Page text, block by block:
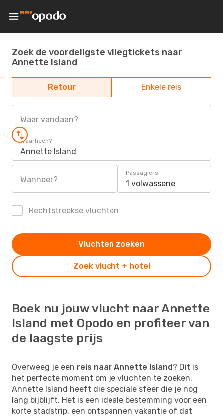
Zoek de voordeligste vliegtickets naar
Annette Island
Retour Enkele reis
Waar vandaan?
Waarheen?
Annette Island
Wanneer?
Passagiers
1 volwassene
Rechtstreekse vluchten
Zoek vlucht + hotel
Vluchten zoeken
Boek nu jouw vlucht naar Annette
Island met Opodo en profiteer van
de laagste prijs
Overweeg je een reis naar Annette Island? Dit is
het perfecte moment om je vluchten te zoeken.
Annette Island heeft die speciale sfeer die je nog
lang bijblijft. Het is een ideale bestemming voor een
korte stadstrip, een ontspannen vakantie of dat